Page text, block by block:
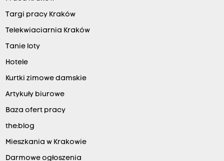
Targi pracy Kraków
Telekwiaciarnia Kraków
Tanie loty
Hotele
Kurtki zimowe damskie
Artykuły biurowe
Baza ofert pracy
the:blog
Mieszkania w Krakowie
Darmowe ogłoszenia